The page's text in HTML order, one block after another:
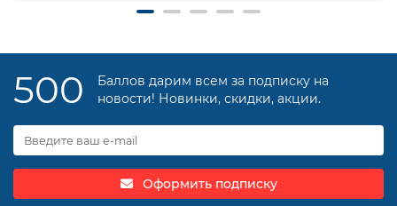
500
Баллов дарим всем за подписку на
новости! Новинки, скидки, акции.
Оформить подписку